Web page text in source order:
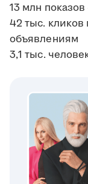
13 млн
42 тыс.
объявлениям
3,1 тыс.